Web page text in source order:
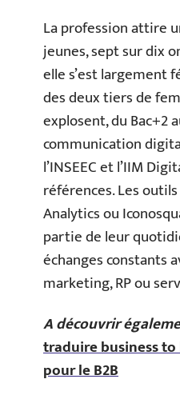
La profession attire
jeunes, sept sur dix
elle s’est largement
des deux tiers de
explosent, du Bac+2
communication
l’INSEEC et l’IIM
références. Les
Analytics ou
partie de leur
échanges constants
marketing, RP ou
A découvrir
traduire business
pour le B2B